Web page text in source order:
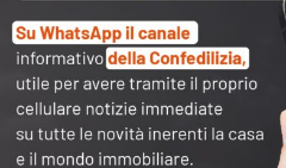
Il Quotidiano
9.10.2016 – Le
rilanciare il